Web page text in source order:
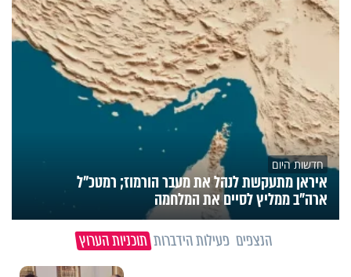
חדשות היום
איראן מתעקשת לנהל את מעבר הורמוז; רמטכ"ל
ארה"ב ממליץ לסיים את המלחמה
הנצפים פעילות הידברות תוכניות הערוץ